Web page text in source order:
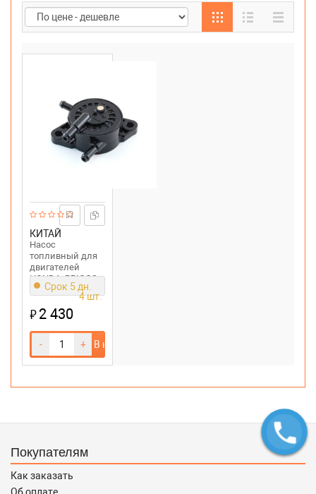
КИТАЙ
Насос
топливный для
двигателей
HONDA, BRIGGS
& STRATTON,
Срок 5 дн.
4 шт.
₽2 430
- + В корзину
Покупателям
Как заказать